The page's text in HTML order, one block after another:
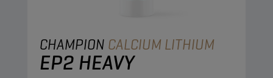
CHAMPION CALCIUM LITHIUM
EP2 HEAVY